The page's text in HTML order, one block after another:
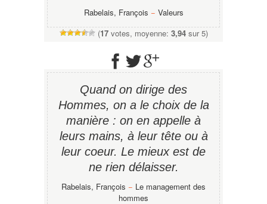
Rabelais, François − Valeurs
(17votes, moyenne: 3,94sur 5)
Quand on dirige des
Hommes, on a le choix de la
manière : on en appelle à
leurs mains, à leur tête ou à
leur coeur. Le mieux est de
ne rien délaisser.
Rabelais, François − Le management des
hommes